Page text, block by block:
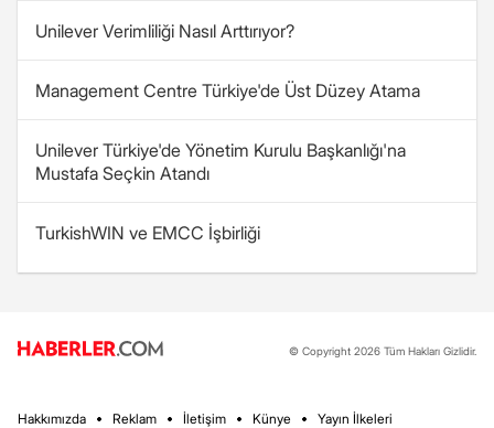
Unilever Verimliliği Nasıl Arttırıyor?
Management Centre Türkiye'de Üst Düzey Atama
Unilever Türkiye'de Yönetim Kurulu Başkanlığı'na
Mustafa Seçkin Atandı
TurkishWIN ve EMCC İşbirliği
© Copyright 2026 Tüm Hakları Gizlidir.
Hakkımızda Reklam İletişim Künye Yayın İlkeleri